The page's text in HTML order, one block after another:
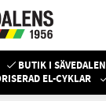
BUTIK I SÄVEDALEN
EL-CYKLAR